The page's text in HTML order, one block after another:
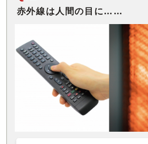
赤外線は人間の目に……